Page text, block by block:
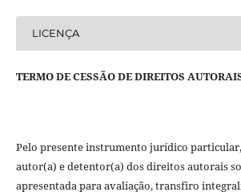
LICENÇA
TERMO DE CESSÃO DE DIREITOS
Pelo presente instrumento jurídico
autor(a) e detentor(a) dos direitos autorais
apresentada para avaliação, transfiro